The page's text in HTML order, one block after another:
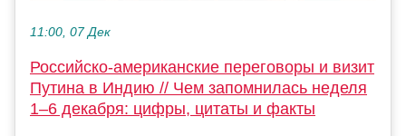
11:00, 07 Дек
Российско-американские переговоры и визит
Путина в Индию // Чем запомнилась неделя
1–6 декабря: цифры, цитаты и факты